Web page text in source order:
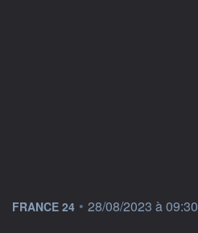
information fournie par
FRANCE 24 • 28/08/2023 à 09:30